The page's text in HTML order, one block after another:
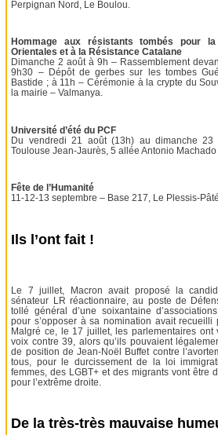
Perpignan Nord, Le Boulou.
Hommage aux résistants tombés pour
Orientales et à la Résistance Catalane
Dimanche 2 août à 9h – Rassemblement
9h30 – Dépôt de gerbes sur les tombes
Bastide ; à 11h – Cérémonie à la crypte du
la mairie – Valmanya.
Université d’été du PCF
Du vendredi 21 août (13h) au dimanche
Toulouse Jean-Jaurès, 5 allée Antonio
Fête de l’Humanité
11-12-13 septembre – Base 217, Le Plessis-
Ils l’ont fait !
Le 7 juillet, Macron avait proposé la
sénateur LR réactionnaire, au poste de
tollé général d’une soixantaine
pour s’opposer à sa nomination avait
Malgré ce, le 17 juillet, les parlementaires
voix contre 39, alors qu’ils pouvaient
de position de Jean-Noël Buffet contre
tous, pour le durcissement de la loi
femmes, des LGBT+ et des migrants vont être
pour l’extrême droite.
De la très-très mauvaise